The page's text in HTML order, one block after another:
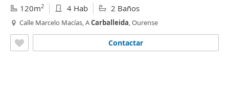
120m2 4 Hab 2 Baños
Calle Marcelo Macías, ACarballeida, Ourense
Contactar